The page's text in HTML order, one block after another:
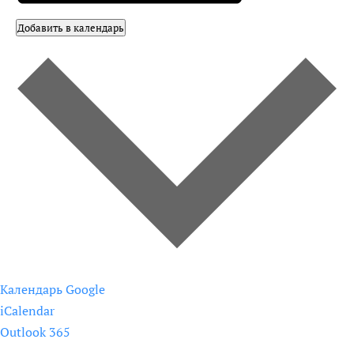
Добавить в календарь
Календарь Google
iCalendar
Outlook 365